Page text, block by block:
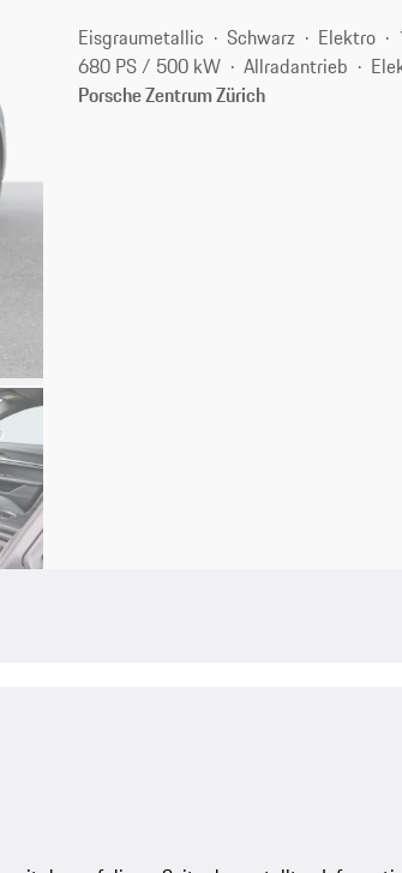
Eisgraumetallic Schwarz Elektro
680 PS / 500 kW
Allradantrieb
Porsche Zentrum Zürich